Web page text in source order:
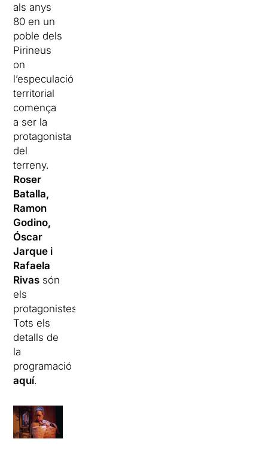
als anys
80 en un
poble dels
Pirineus
on
l’especulació
territorial
comença
a ser la
protagonista
del
terreny.
Roser
Batalla,
Ramon
Godino,
Óscar
Jarque i
Rafaela
Rivas són
els
protagonistes.
Tots els
detalls de
la
programació
aquí.